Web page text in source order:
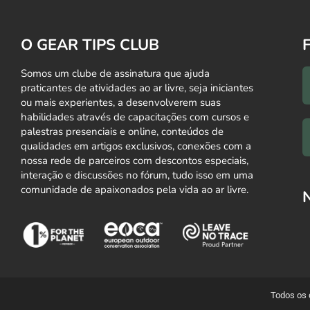
O GEAR TIPS CLUB
Somos um clube de assinatura que ajuda
praticantes de atividades ao ar livre, seja iniciantes
ou mais experientes, a desenvolverem suas
habilidades através de capacitações com cursos e
palestras presenciais e online, conteúdos de
qualidades em artigos exclusivos, conexões com a
nossa rede de parceiros com descontos especiais,
interação e discussões no fórum, tudo isso em uma
comunidade de apaixonados pela vida ao ar livre.
Todos os